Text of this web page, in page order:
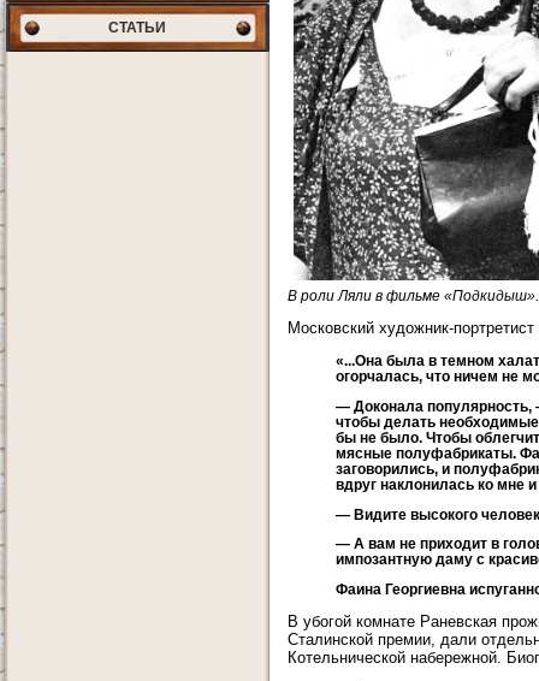
СТАТЬИ
В роли Ляли в фильме «Подкидыш».
Московский художник-
«...Она была в темном
огорчалась, что ничем не
— Доконала популярность,
чтобы делать необходимые
бы не было. Чтобы
мясные полуфабрикаты.
заговорились, и
вдруг наклонилась ко мне
— Видите высокого
— А вам не приходит в
импозантную даму с
Фаина Георгиевна
В убогой комнате Раневская
Сталинской премии, дали
Котельнической набережной.